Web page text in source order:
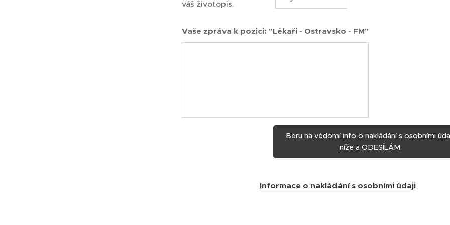
váš životopis.
Vaše zpráva k pozici: "Lékaři - Ostravsko - FM"
Beru na vědomí info o nakládání s osobními
níže a ODESÍLÁM
Informace o nakládání s osobními údaji